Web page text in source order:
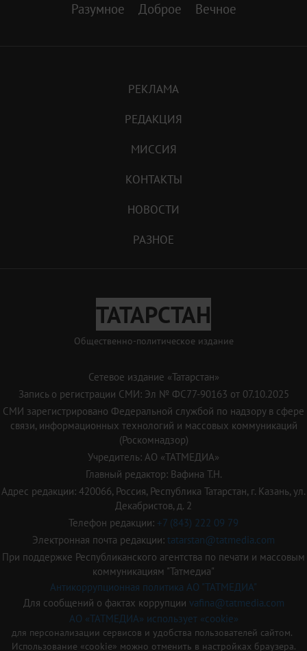
Разумное Доброе Вечное
РЕКЛАМА
РЕДАКЦИЯ
МИССИЯ
КОНТАКТЫ
НОВОСТИ
РАЗНОЕ
ТАТАРСТАН
Общественно-политическое издание
Сетевое издание «Татарстан»
Запись о регистрации СМИ: Эл № ФС77-90163 от 07.10.2025
СМИ зарегистрировано Федеральной службой по надзору в сфере
связи, информационных технологий и массовых коммуникаций
(Роскомнадзор)
Учредитель: АО «ТАТМЕДИА»
Главный редактор: Вафина Т.Н.
Адрес редакции: 420066, Россия, Республика Татарстан, г. Казань, ул.
Декабристов, д. 2
Телефон редакции: +7 (843) 222 09 79
Электронная почта редакции: tatarstan@tatmedia.com
При поддержке Республиканского агентства по печати и массовым
коммуникациям "Татмедиа"
Антикоррупционная политика АО "ТАТМЕДИА"
Для сообщений о фактах коррупции vafina@tatmedia.com
АО «ТАТМЕДИА» использует «cookie»
для персонализации сервисов и удобства пользователей сайтом.
Использование «cookie» можно отменить в настройках браузера.